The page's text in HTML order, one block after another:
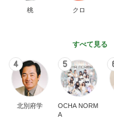
桃 クロ
すべて見る
4
北別府学
5
OCHA NORM
A